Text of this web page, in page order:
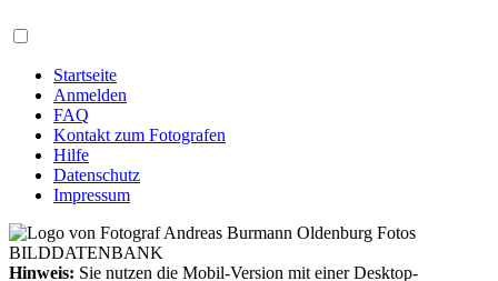
Startseite
Anmelden
FAQ
Kontakt zum Fotografen
Hilfe
Datenschutz
Impressum
Hinweis: Sie nutzen die Mobil-Version mit einer Desktop-